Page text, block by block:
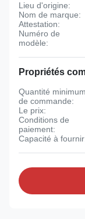
Lieu d'origine:
Nom de marque:
Attestation:
Numéro de
modèle:
Propriétés
Quantité minimum
de commande:
Le prix:
Conditions de
paiement:
Capacité à